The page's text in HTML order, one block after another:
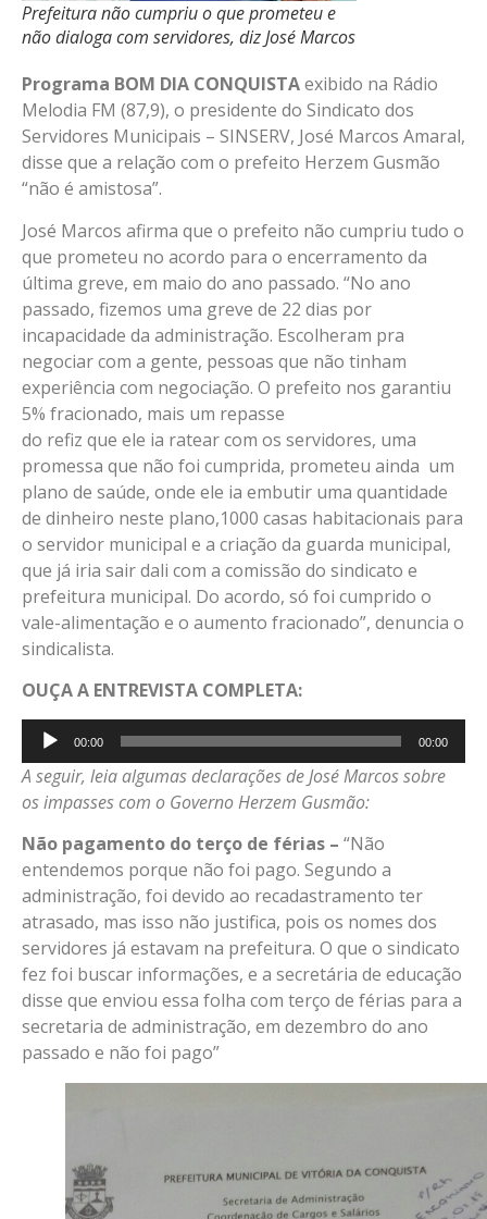
Prefeitura não cumpriu o que prometeu e
não dialoga com servidores, diz José Marcos
Programa BOM DIA CONQUISTAexibido na Rádio
Melodia FM (87,9), o presidente do Sindicato dos
Servidores Municipais – SINSERV, José Marcos Amaral,
disse que a relação com o prefeito Herzem Gusmão
“não é amistosa”.
José Marcos afirma que o prefeito não cumpriu tudo o
que prometeu no acordo para o encerramento da
última greve, em maio do ano passado. “No ano
passado, fizemos uma greve de 22 dias por
incapacidade da administração. Escolheram pra
negociar com a gente, pessoas que não tinham
experiência com negociação. O prefeito nos garantiu
5% fracionado, mais um repasse
do refiz que ele ia ratear com os servidores, uma
promessa que não foi cumprida, prometeu ainda um
plano de saúde, onde ele ia embutir uma quantidade
de dinheiro neste plano,1000 casas habitacionais para
o servidor municipal e a criação da guarda municipal,
que já iria sair dali com a comissão do sindicato e
prefeitura municipal. Do acordo, só foi cumprido o
vale-alimentação e o aumento fracionado”, denuncia o
sindicalista.
OUÇA A ENTREVISTA COMPLETA:
Tocador
de
áudio
00:00 00:00
A seguir, leia algumas declarações de José Marcos sobre
os impasses com o Governo Herzem Gusmão:
Não pagamento do terço de férias – “Não
entendemos porque não foi pago. Segundo a
administração, foi devido ao recadastramento ter
atrasado, mas isso não justifica, pois os nomes dos
servidores já estavam na prefeitura. O que o sindicato
fez foi buscar informações, e a secretária de educação
disse que enviou essa folha com terço de férias para a
secretaria de administração, em dezembro do ano
passado e não foi pago”